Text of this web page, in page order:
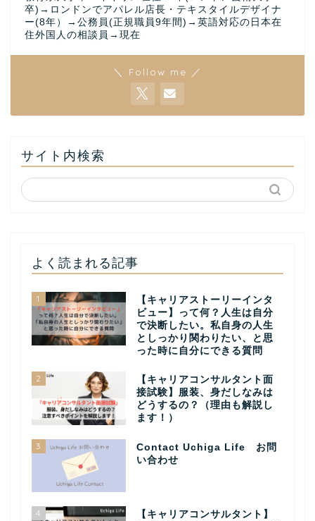
卒)→ロンドンでアパレル店長・テキスタイルデザイナ
ー(8年）→公務員(正規職員9年間)→英語対応の日本在
住外国人の相談員→現在
＼ Follow me ／
サイト内検索
よく読まれる記事
1
【キャリアストーリーインタ
ビュー】って何？人生は自分
で決断したい。私自身の人生
としっかり関わりたい、と思
った時に自分にできる質問
2
【キャリアコンサルタント面
接試験】服装、身だしなみは
どうするの？（理由も解説し
ます！）
3
Contact Uchiga Life お問
い合わせ
4
【キャリアコンサルタント】